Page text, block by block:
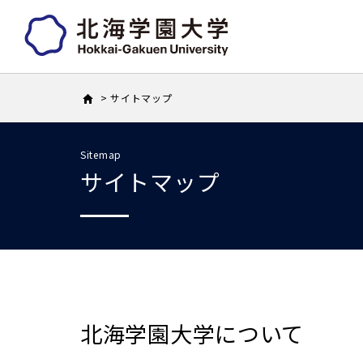
サイトマップ
サイトマップ
Sitemap
北海学園大学について